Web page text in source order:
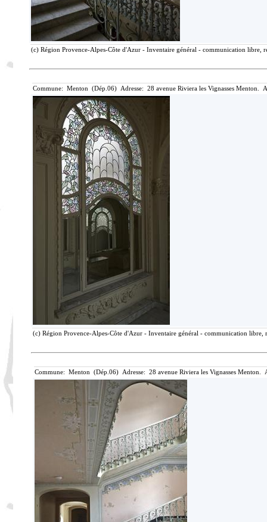
(c) Région Provence-Alpes-Côte d'Azur - Inventaire général - communication libre,
Commune: Menton (Dép.06) Adresse: 28 avenue Riviera les Vignasses Menton.
(c) Région Provence-Alpes-Côte d'Azur - Inventaire général - communication libre,
Commune: Menton (Dép.06) Adresse: 28 avenue Riviera les Vignasses